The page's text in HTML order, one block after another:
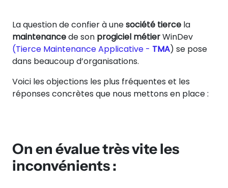
La question de confier à unesociété tierce la
maintenancede son progiciel métierWinDev
(Tierce Maintenance Applicative - TMA) se pose
dans beaucoup d’organisations.
Voici les objections les plus fréquentes et les
réponses concrètes que nous mettons en place :
On en évalue très vite les
inconvénients :